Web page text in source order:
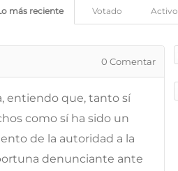
Activo
Votado
más reciente
0 Comentar
entiendo que, tanto sí
como sí ha sido un
de la autoridad a la
denunciante ante